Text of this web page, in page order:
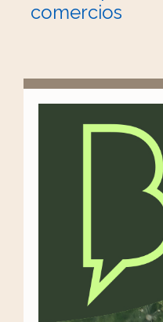
comercios